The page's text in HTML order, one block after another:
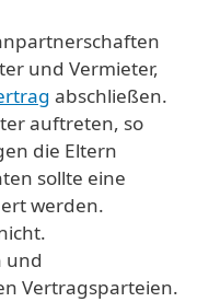
und Vermieter,
abschließen.
auftreten, so
die Eltern
sollte eine
werden.
und
Vertragsparteien.